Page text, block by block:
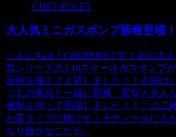
CHEVROLET
大人気ミニガスポンプ新種登場！
こんにちは！CHOPERSです！あの大人
気シリーズの1/18スケールガスポンプが
新種を揃えて入荷しました！！今回は
つもの商品と一緒に新種、新型と色ん
種類を持って登場しました！！この二
が新タイプの物です！デティールにも
なり細かなこだわ...